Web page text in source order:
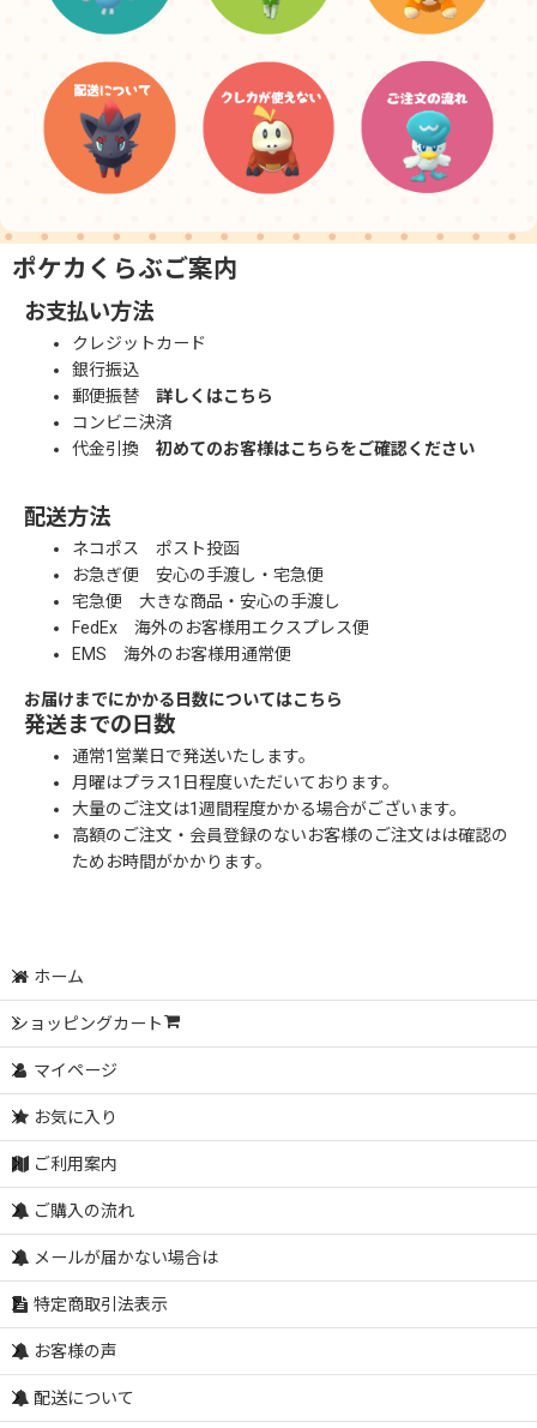
ポケカくらぶご案内
お支払い方法
クレジットカード
銀行振込
郵便振替 詳しくはこちら
コンビニ決済
代金引換 初めてのお客様はこちらをご確認ください
配送方法
ネコポス ポスト投函
お急ぎ便 安心の手渡し・宅急便
宅急便 大きな商品・安心の手渡し
FedEx 海外のお客様用エクスプレス便
EMS 海外のお客様用通常便
お届けまでにかかる日数についてはこちら
発送までの日数
通常1営業日で発送いたします。
月曜はプラス1日程度いただいております。
大量のご注文は1週間程度かかる場合がございます。
高額のご注文・会員登録のないお客様のご注文はは確認の
ためお時間がかかります。
ホーム
ショッピングカート
マイページ
お気に入り
ご利用案内
ご購入の流れ
メールが届かない場合は
特定商取引法表示
お客様の声
配送について